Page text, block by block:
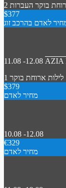
בוקר העברות
$377
לאדם בהרכב זוג
11.08 -12.08 AZIA
1 לילות ארוחת בוקר
$379
מחיר לאדם
10.08 -12.08
€329
מחיר לאדם